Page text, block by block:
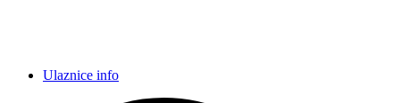
Ulaznice info